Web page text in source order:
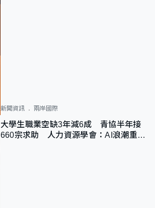
新聞資訊 兩岸國際
大學生職業空缺3年減6成 青協半年接
660宗求助 人力資源學會：AI浪潮重整